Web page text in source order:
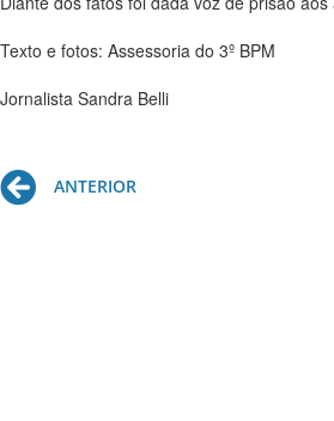
Texto e fotos: Assessoria do 3º BPM
Jornalista Sandra Belli
Prev
ANTERIOR